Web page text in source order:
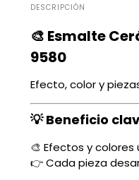
DESCRIPCIÓN
🎨 Esmalte
9580
Efecto, color y
💡 Beneficio
🎨 Efectos y colores
👉 Cada pieza